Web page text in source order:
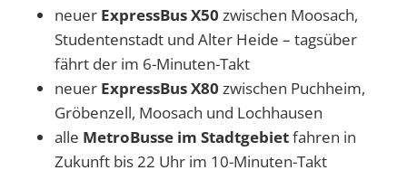
neuer ExpressBus X50 zwischen Moosach,
Studentenstadt und Alter Heide – tagsüber
fährt der im 6-Minuten-Takt
neuer ExpressBus X80 zwischen Puchheim,
Gröbenzell, Moosach und Lochhausen
alle MetroBusse im Stadtgebietfahren in
Zukunft bis 22 Uhr im 10-Minuten-Takt